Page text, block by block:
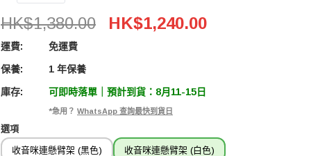
Deity VO-7U USB Microphone Boom Arm Kit White
HK$1,380.00 HK$1,240.00
運費: 免運費
保養: 1 年保養
庫存: 可即時落單｜預計到貨：8月11-15日
*急用？ WhatsApp 查詢最快到貨日
選項
收音咪連懸臂架 (黑色) 收音咪連懸臂架 (白色)